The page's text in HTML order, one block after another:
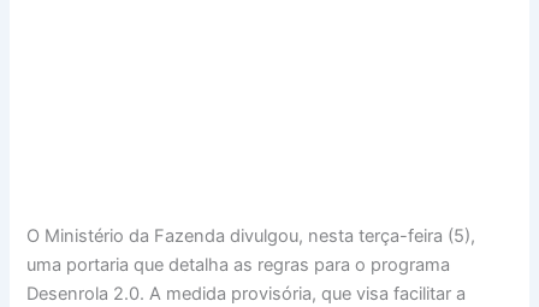
O Ministério da Fazenda divulgou, nesta terça-feira (5),
uma portaria que detalha as regras para o programa
Desenrola 2.0. A medida provisória, que visa facilitar a